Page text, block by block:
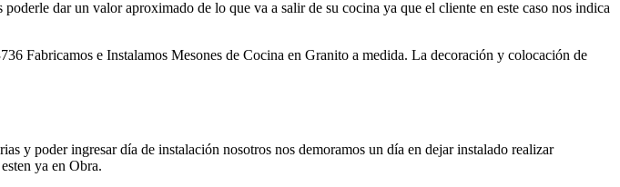
dar un valor aproximado de lo que va a salir de su cocina ya que el cliente en este caso nos indica
e Instalamos Mesones de Cocina en Granito a medida. La decoración y colocación de
y poder ingresar día de instalación nosotros nos demoramos un día en dejar instalado realizar
ya en Obra.